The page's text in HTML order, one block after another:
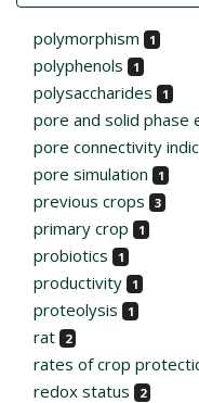
polymorphism 1
polyphenols 1
polysaccharides 1
pore and solid phase
pore connectivity
pore simulation 1
previous crops 3
primary crop 1
probiotics 1
productivity 1
proteolysis 1
rat 2
rates of crop
redox status 2